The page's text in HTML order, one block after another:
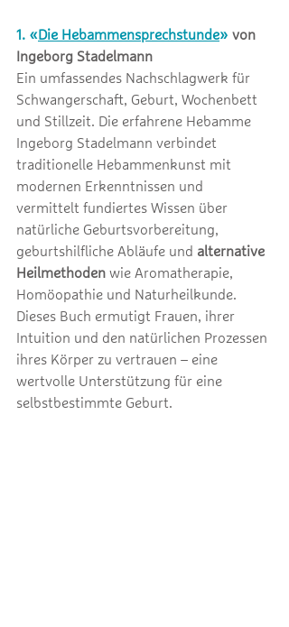
1. «Die Hebammensprechstunde» von
Ingeborg Stadelmann
Ein umfassendes Nachschlagwerk für
Schwangerschaft, Geburt, Wochenbett
und Stillzeit. Die erfahrene Hebamme
Ingeborg Stadelmann verbindet
traditionelle Hebammenkunst mit
modernen Erkenntnissen und
vermittelt fundiertes Wissen über
natürliche Geburtsvorbereitung,
geburtshilfliche Abläufe und alternative
Heilmethoden wie Aromatherapie,
Homöopathie und Naturheilkunde.
Dieses Buch ermutigt Frauen, ihrer
Intuition und den natürlichen Prozessen
ihres Körper zu vertrauen – eine
wertvolle Unterstützung für eine
selbstbestimmte Geburt.